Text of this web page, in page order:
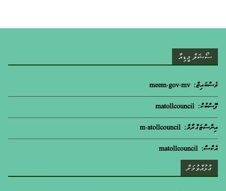
ސޯޝަލް މީޑިއާ
ވެސްބައިޓް: meem.gov.mv
ފޭސްބުކް: matollcouncil
އިންސްޓަގްރާމް: m.atollcouncil
އެކްސް: matollcouncil
ގުޅުއްވުމަށް